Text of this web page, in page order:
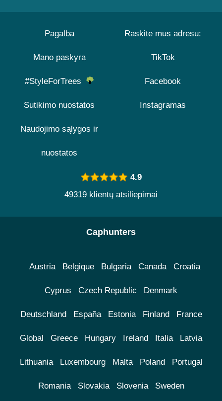
Pagalba
Mano paskyra
#StyleForTrees
Sutikimo nuostatos
Naudojimo sąlygos ir
nuostatos
Raskite mus adresu:
TikTok
Facebook
Instagramas
4.9
49319 klientų atsiliepimai
Caphunters
Austria Belgique Bulgaria Canada Croatia
Cyprus Czech Republic Denmark
Deutschland España Estonia Finland France
Global Greece Hungary Ireland Italia Latvia
Lithuania Luxembourg Malta Poland Portugal
Romania Slovakia Slovenia Sweden